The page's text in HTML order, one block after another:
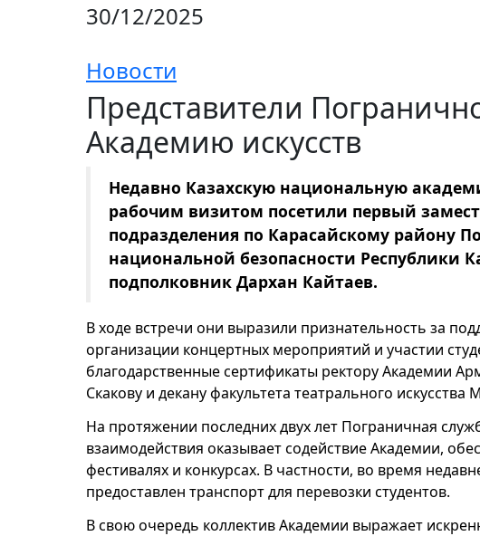
30/12/2025
Новости
Представители
Академию искусств
Недавно Казахскую национальную
рабочим визитом посетили первый
подразделения по Карасайскому району
национальной безопасности Республики
подполковник Дархан Кайтаев.
В ходе встречи они выразили признательность за
организации концертных мероприятий и участии
благодарственные сертификаты ректору Академии
Скакову и декану факультета театрального
На протяжении последних двух лет Пограничная
взаимодействия оказывает содействие Академии,
фестивалях и конкурсах. В частности, во время
предоставлен транспорт для перевозки студентов.
В свою очередь коллектив Академии выражает